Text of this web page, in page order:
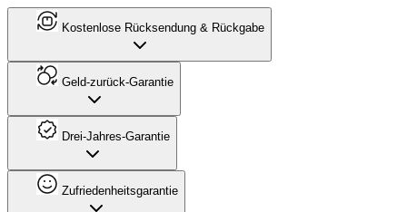
Kostenlose Rücksendung & Rückgabe
Geld-zurück-Garantie
Drei-Jahres-Garantie
Zufriedenheitsgarantie